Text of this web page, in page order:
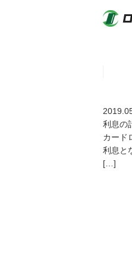
利息の
カード
利息と
[…]